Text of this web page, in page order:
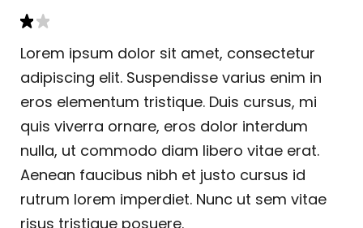
Lorem ipsum dolor sit amet, consectetur
adipiscing elit. Suspendisse varius enim in
eros elementum tristique. Duis cursus, mi
quis viverra ornare, eros dolor interdum
nulla, ut commodo diam libero vitae erat.
Aenean faucibus nibh et justo cursus id
rutrum lorem imperdiet. Nunc ut sem vitae
risus tristique posuere.